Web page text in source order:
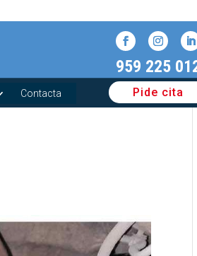
Contacta
959 225
Pide cita